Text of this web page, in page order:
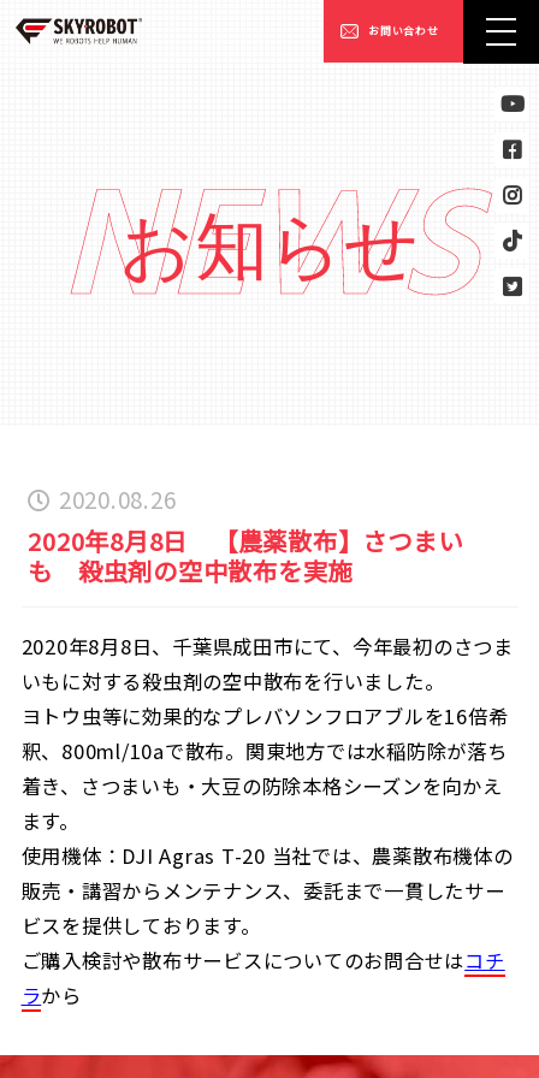
お問い合わせ
NEWS
お知らせ
2020.08.26
2020年8月8日 【農薬散布】さつまい
も 殺虫剤の空中散布を実施
2020年8月8日、千葉県成田市にて、今年最初のさつま
いもに対する殺虫剤の空中散布を行いました。
ヨトウ虫等に効果的なプレバソンフロアブルを16倍希
釈、800ml/10aで散布。関東地方では水稲防除が落ち
着き、さつまいも・大豆の防除本格シーズンを向かえ
ます。
使用機体：DJI Agras T-20 当社では、農薬散布機体の
販売・講習からメンテナンス、委託まで一貫したサー
ビスを提供しております。
ご購入検討や散布サービスについてのお問合せはコチ
ラから